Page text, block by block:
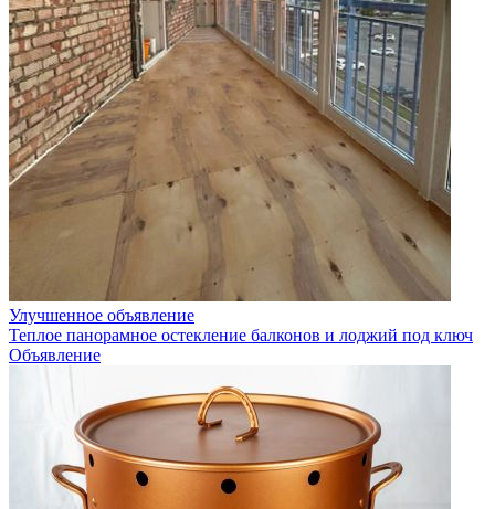
Улучшенное объявление
Теплое панорамное остекление балконов и лоджий под ключ
Объявление